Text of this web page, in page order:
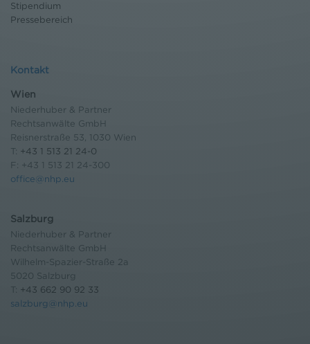
Stipendium
Pressebereich
Kontakt
Wien
Niederhuber & Partner
Rechtsanwälte GmbH
Reisnerstraße 53, 1030 Wien
T: +43 1 513 21 24-0
F: +43 1 513 21 24-300
office@nhp.eu
Salzburg
Niederhuber & Partner
Rechtsanwälte GmbH
Wilhelm-Spazier-Straße 2a
5020 Salzburg
T: +43 662 90 92 33
salzburg@nhp.eu